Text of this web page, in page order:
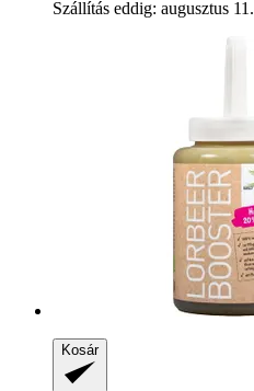
Szállítás eddig: augusztus 11.
Kosár